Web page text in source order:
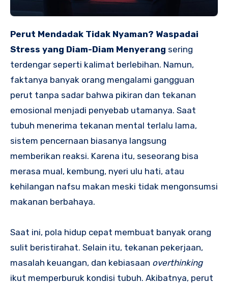
Perut Mendadak Tidak Nyaman? Waspadai
Stress yang Diam-Diam Menyerang sering
terdengar seperti kalimat berlebihan. Namun,
faktanya banyak orang mengalami gangguan
perut tanpa sadar bahwa pikiran dan tekanan
emosional menjadi penyebab utamanya. Saat
tubuh menerima tekanan mental terlalu lama,
sistem pencernaan biasanya langsung
memberikan reaksi. Karena itu, seseorang bisa
merasa mual, kembung, nyeri ulu hati, atau
kehilangan nafsu makan meski tidak mengonsumsi
makanan berbahaya.
Saat ini, pola hidup cepat membuat banyak orang
sulit beristirahat. Selain itu, tekanan pekerjaan,
masalah keuangan, dan kebiasaan overthinking
ikut memperburuk kondisi tubuh. Akibatnya, perut